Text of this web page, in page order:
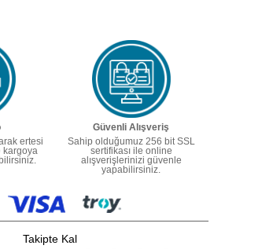
ertesi
kargoya
Güvenli Alışveriş
Sahip olduğumuz 256 bit SSL
sertifikası ile online
alışverişlerinizi güvenle
yapabilirsiniz.
Takipte Kal